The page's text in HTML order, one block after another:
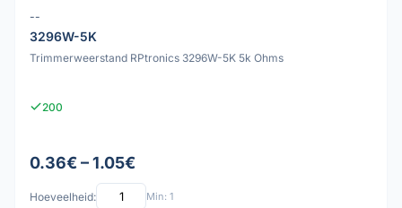
--
3296W-5K
Trimmerweerstand RPtronics 3296W-5K 5k Ohms
200
0.36€ – 1.05€
Hoeveelheid: Min: 1